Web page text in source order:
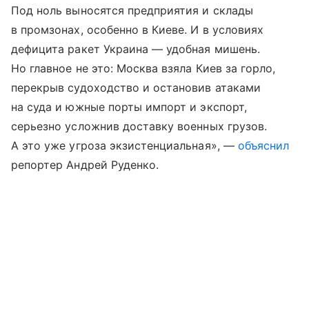
Под ноль выносятся предприятия и склады
в промзонах, особенно в Киеве. И в условиях
дефицита ракет Украина — удобная мишень.
Но главное не это: Москва взяла Киев за горло,
перекрыв судоходство и остановив атаками
на суда и южные порты импорт и экспорт,
серьезно усложнив доставку военных грузов.
А это уже угроза экзистенциальная», — объяснил
репортер Андрей Руденко.